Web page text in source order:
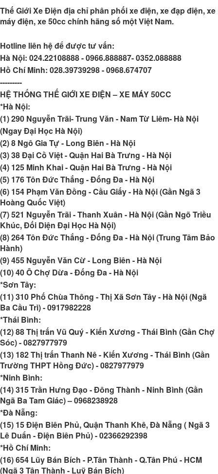
Thế Giới Xe Điện địa chỉ phân phối xe điện, xe đạp điện, xe
máy điện, xe 50cc chính hãng số một Việt Nam.
Hotline liên hệ để được tư vấn:
Hà Nội: 024.22108888 - 0966.888887- 0352.088888
Hồ Chí Minh: 028.39739298 - 0968.674707
---------
HỆ THỐNG THẾ GIỚI XE ĐIỆN – XE MÁY 50CC
*Hà Nội:
(1) 290 Nguyễn Trãi- Trung Văn - Nam Từ Liêm- Hà Nội
(Ngay Đại Học Hà Nội)
(2) 8 Ngô Gia Tự - Long Biên - Hà Nội
(3) 38 Đại Cồ Việt - Quận Hai Bà Trưng - Hà Nội
(4) 125 Minh Khai - Quận Hai Bà Trưng - Hà Nội
(5) 176 Tôn Đức Thắng - Đống Đa - Hà Nội
(6) 154 Phạm Văn Đồng - Cầu Giấy - Hà Nội (Gần Ngã 3
Hoàng Quốc Việt)
(7) 521 Nguyễn Trãi - Thanh Xuân - Hà Nội (Gần Ngõ Triều
Khúc, Đối Diện Đại Học Hà Nội)
(8) 264 Tôn Đức Thắng - Đống Đa - Hà Nội (Trung Tâm Bảo
Hành)
(9) 455 Nguyễn Văn Cừ - Long Biên - Hà Nội
(10) 40 Ô Chợ Dừa - Đống Đa - Hà Nội
*Sơn Tây:
(11) 310 Phố Chùa Thông - Thị Xã Sơn Tây - Hà Nội (Ngã
Ba Cầu Trì)-0917982228
*Thái Bình:
(12) 88 Thị trấn Vũ Quý - Kiến Xương - Thái Bình (Gần Chợ
Sóc)-0827977979
(13) 182 Thị trấn Thanh Nê - Kiến Xương - Thái Bình (Gần
Trường THPT Hồng Đức) -0827977979
*Ninh Bình:
(14) 315 Trần Hưng Đạo - Đông Thành - Ninh Bình (Gần
Ngã Ba Tam Giác)–0968238928
*Đà Nẵng:
(15) 15 Điện Biên Phủ, Quận Thanh Khê, Đà Nẵng ( Ngã 3
Lê Duẩn - Điện Biên Phủ) -02366292398
*Hồ Chí Minh:
(16) 654 Lũy Bán Bích - P.Tân Thành - Q.Tân Phú - HCM
(Ngã 3 Tân Thành - Luỹ Bán Bích)